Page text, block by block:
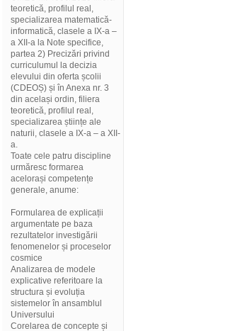
teoretică, profilul real,
specializarea matematică-
informatică, clasele a IX-a –
a XII-a la Note specifice,
partea 2) Precizări privind
curriculumul la decizia
elevului din oferta școlii
(CDEOȘ) și în Anexa nr. 3
din același ordin, filiera
teoretică, profilul real,
specializarea științe ale
naturii, clasele a IX-a – a XII-
a.
Toate cele patru discipline
urmăresc formarea
acelorași competențe
generale, anume:
Formularea de explicații
argumentate pe baza
rezultatelor investigării
fenomenelor și proceselor
cosmice
Analizarea de modele
explicative referitoare la
structura și evoluția
sistemelor în ansamblul
Universului
Corelarea de concepte și